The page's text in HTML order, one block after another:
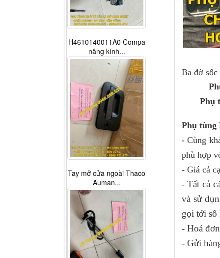
Ba đờ
Phụ
Phụ tùng
-Cùng
phù hợp
- Giá cả
-Tất cả
và sử
gọi tới số
- Hoá
- Gửi
H4610140011A0 Compa
nâng kính...
Tay mở cửa ngoài Thaco
Auman...